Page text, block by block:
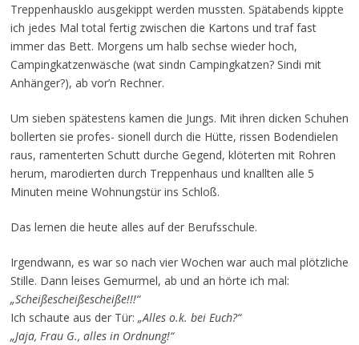
Treppenhausklo ausgekippt werden mussten. Spätabends kippte
ich jedes Mal total fertig zwischen die Kartons und traf fast
immer das Bett. Morgens um halb sechse wieder hoch,
Campingkatzenwäsche (wat sindn Campingkatzen? Sindi mit
Anhänger?), ab vor’n Rechner.
Um sieben spätestens kamen die Jungs. Mit ihren dicken Schuhen
bollerten sie profes- sionell durch die Hütte, rissen Bodendielen
raus, ramenterten Schutt durche Gegend, klöterten mit Rohren
herum, marodierten durch Treppenhaus und knallten alle 5
Minuten meine Wohnungstür ins Schloß.
Das lernen die heute alles auf der Berufsschule.
Irgendwann, es war so nach vier Wochen war auch mal plötzliche
Stille. Dann leises Gemurmel, ab und an hörte ich mal:
„Scheißescheißescheiße!!!“
Ich schaute aus der Tür: „Alles o.k. bei Euch?“
„Jaja, Frau G., alles in Ordnung!“